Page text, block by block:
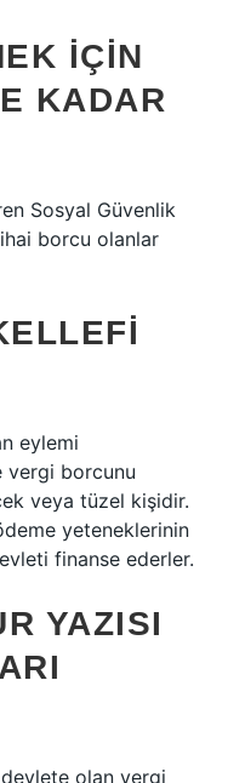
IÇIN
KADAR
Sosyal Güvenlik
borcu olanlar
eylemi
vergi borcunu
veya tüzel kişidir.
yeteneklerinin
finanse ederler.
YAZISI
olan vergi